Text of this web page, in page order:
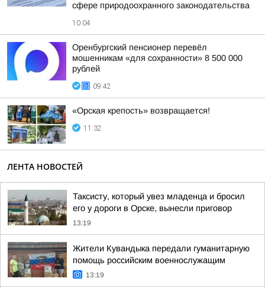
сфере природоохранного законодательства
10:04
Оренбургский пенсионер перевёл
мошенникам «для сохранности» 8 500 000
рублей
09:42
«Орская крепость» возвращается!
11:32
ЛЕНТА НОВОСТЕЙ
Таксисту, который увез младенца и бросил
его у дороги в Орске, вынесли приговор
13:19
Жители Кувандыка передали гуманитарную
помощь российским военнослужащим
13:19